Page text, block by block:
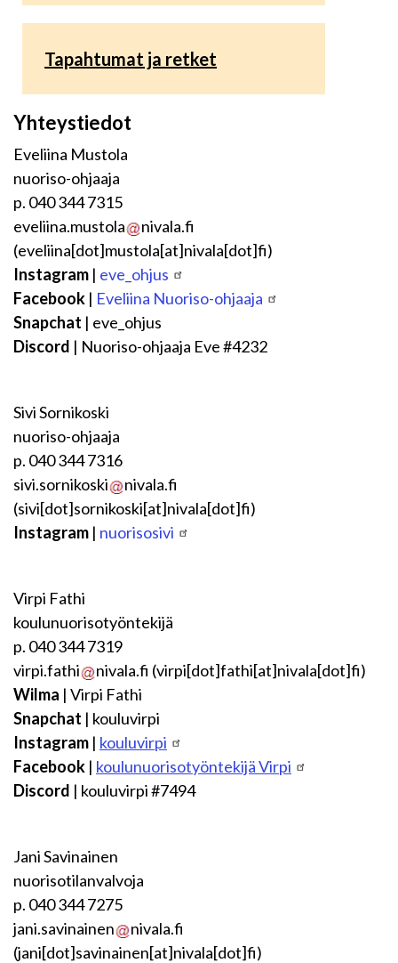
Tapahtumat ja retket
Yhteystiedot
Eveliina Mustola
nuoriso-ohjaaja
p. 040 344 7315
eveliina.mustola
nivala.fi
(eveliina[dot]mustola[at]nivala[dot]fi)
Instagram | eve_ohjus
Facebook | Eveliina Nuoriso-ohjaaja
Snapchat | eve_ohjus
Discord | Nuoriso-ohjaaja Eve #4232
Sivi Sornikoski
nuoriso-ohjaaja
p. 040 344 7316
sivi.sornikoski
nivala.fi
(sivi[dot]sornikoski[at]nivala[dot]fi)
Instagram | nuorisosivi
Virpi Fathi
koulunuorisotyöntekijä
p. 040 344 7319
virpi.fathi
nivala.fi (virpi[dot]fathi[at]nivala[dot]fi)
Wilma | Virpi Fathi
Snapchat | kouluvirpi
Instagram | kouluvirpi
Facebook | koulunuorisotyöntekijä Virpi
Discord | kouluvirpi #7494
Jani Savinainen
nuorisotilanvalvoja
p. 040 344 7275
jani.savinainen
nivala.fi
(jani[dot]savinainen[at]nivala[dot]fi)